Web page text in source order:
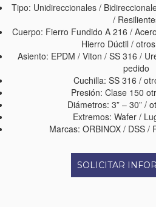
Tipo: Unidireccionales /
/
Cuerpo: Fierro Fundido A 216 /
Hierro Dúctil /
Asiento: EPDM / Viton / SS 316 /
pedido
Cuchilla: SS 316 /
Presión: Clase 150
Diámetros: 3” – 30” /
Extremos: Wafer /
Marcas: ORBINOX / DSS /
SOLICITAR